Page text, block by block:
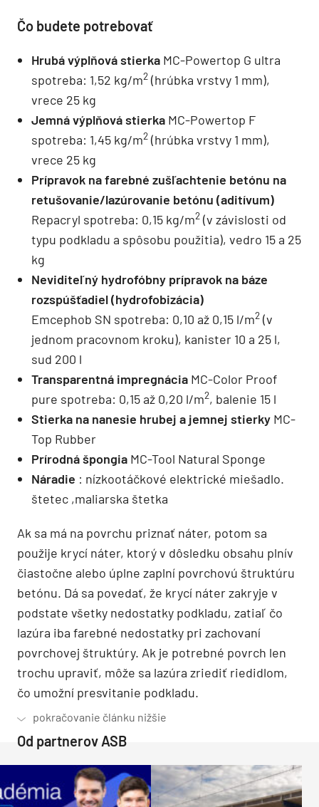
Čo budete potrebovať
Hrubá výplňová stierka MC-Powertop G ultra
spotreba: 1,52 kg/m2 (hrúbka vrstvy 1 mm),
vrece 25 kg
Jemná výplňová stierka MC-Powertop F
spotreba: 1,45 kg/m2 (hrúbka vrstvy 1 mm),
vrece 25 kg
Prípravok na farebné zušľachtenie betónu na
retušovanie/lazúrovanie betónu (aditívum)
Repacryl spotreba: 0,15 kg/m2 (v závislosti od
typu podkladu a spôsobu použitia), vedro 15 a 25
kg
Neviditeľný hydrofóbny prípravok na báze
rozspúšťadiel (hydrofobizácia)
Emcephob SN spotreba: 0,10 až 0,15 l/m2 (v
jednom pracovnom kroku), kanister 10 a 25 l,
sud 200 l
Transparentná impregnácia MC-Color Proof
pure spotreba: 0,15 až 0,20 l/m2, balenie 15 l
Stierka na nanesie hrubej a jemnej stierky MC-
Top Rubber
Prírodná špongia MC-Tool Natural Sponge
Náradie : nízkootáčkové elektrické miešadlo.
štetec ,maliarska štetka
Ak sa má na povrchu priznať náter, potom sa
použije krycí náter, ktorý v dôsledku obsahu plnív
čiastočne alebo úplne zaplní povrchovú štruktúru
betónu. Dá sa povedať, že krycí náter zakryje v
podstate všetky nedostatky podkladu, zatiaľ čo
lazúra iba farebné nedostatky pri zachovaní
povrchovej štruktúry. Ak je potrebné povrch len
trochu upraviť, môže sa lazúra zriediť riedidlom,
čo umožní presvitanie podkladu.
Od partnerov ASB